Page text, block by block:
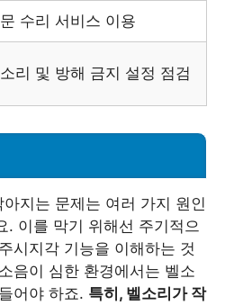
수리 서비스 이용
리 및 방해 금지 설정 점검
지는 문제는 여러 가지 원인
. 이를 막기 위해선 주기적으
시지각 기능을 이해하는 것
음이 심한 환경에서는 벨소
어야 하죠. 특히, 벨소리가 작